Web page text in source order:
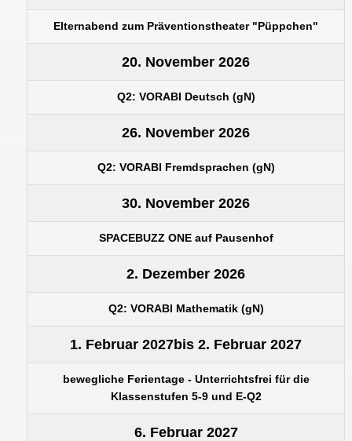
Elternabend zum Präventionstheater "Püppchen"
20. November 2026
Q2: VORABI Deutsch (gN)
26. November 2026
Q2: VORABI Fremdsprachen (gN)
30. November 2026
SPACEBUZZ ONE auf Pausenhof
2. Dezember 2026
Q2: VORABI Mathematik (gN)
1. Februar 2027bis 2. Februar 2027
bewegliche Ferientage - Unterrichtsfrei für die
Klassenstufen 5-9 und E-Q2
6. Februar 2027